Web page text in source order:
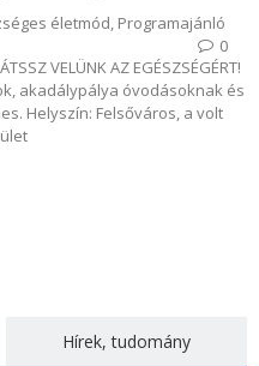
életmód, Programajánló
0
VELÜNK AZ EGÉSZSÉGÉRT!
akadálypálya óvodásoknak és
Helyszín: Felsőváros, a volt
Hírek, tudomány